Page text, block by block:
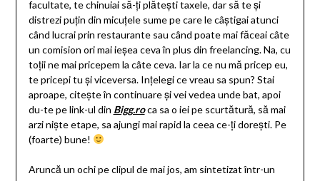
facultate, te chinuiai să-ți plătești taxele, dar să te și
distrezi puțin din micuțele sume pe care le câștigai atunci
când lucrai prin restaurante sau când poate mai făceai câte
un comision ori mai ieșea ceva în plus din freelancing. Na, cu
toții ne mai pricepem la câte ceva. Iar la ce nu mă pricep eu,
te pricepi tu și viceversa. Ințelegi ce vreau sa spun? Stai
aproape, citește în continuare și vei vedea unde bat, apoi
du-te pe link-ul din Bigg.roca sa o iei pe scurtătură, să mai
arzi niște etape, sa ajungi mai rapid la ceea ce-ți dorești. Pe
(foarte) bune!
Aruncă un ochi pe clipul de mai jos, am sintetizat într-un